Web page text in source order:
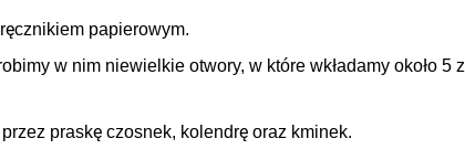
papierowym.
w nim niewielkie otwory, w które wkładamy około 5
praskę czosnek, kolendrę oraz kminek.